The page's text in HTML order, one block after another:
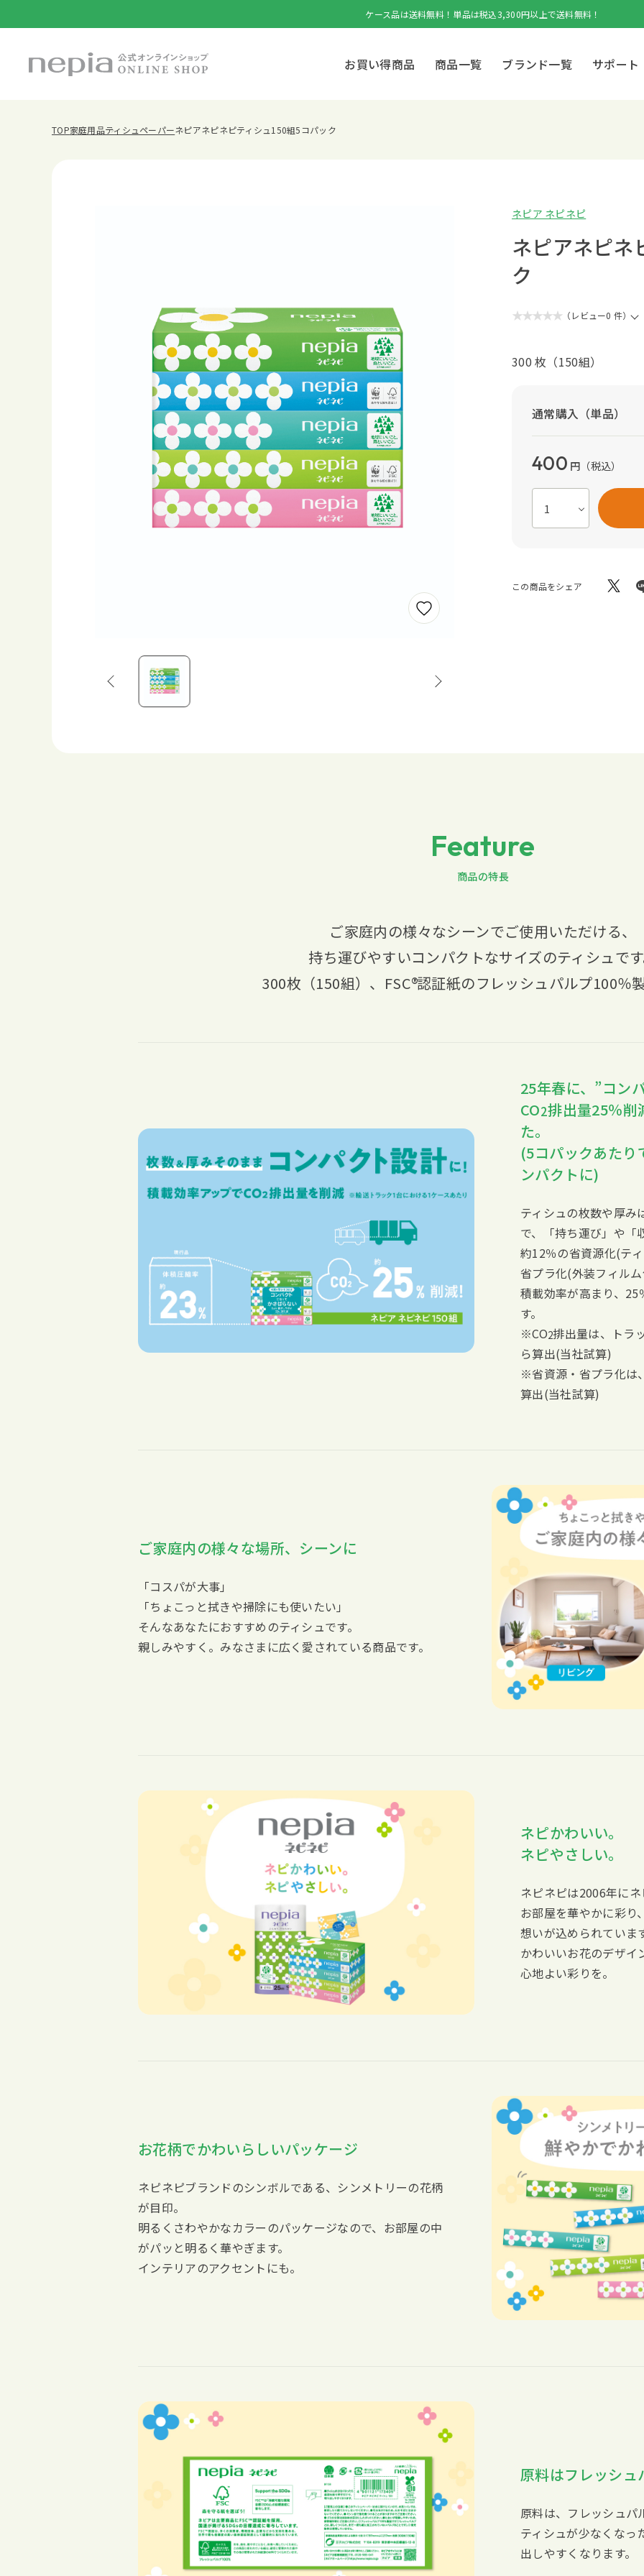
ケース品は送料無料！単品は税込3,300円以上で送料無料！
お買い得商品 商品一覧 ブランド一覧 サポート
TOP家庭用品ティシュペーパーネピアネピネピティシュ150組5コパック
ネピア ネピネピ
ネピアネピネ
ク
★★★★★ （レビュー0 件）
300 枚（150組）
通常購入（単品）
400 円 （税込）
この商品をシェア
Feature
商品の特長
ご家庭内の様々なシーンでご使用いただける、
持ち運びやすいコンパクトなサイズのティシュで
300枚（150組）、 FSC 認証紙のフレッシュパルプ100％
25年春に、”コン
CO2排出量25％削
た。
(5コパックあたり
ンパクトに)
ティシュの枚数や厚み
で、「持ち運び」や「
約12％の省資源化(テ
省プラ化(外装フィル
積載効率が高まり、25
す。
※CO2排出量は、トラ
ら算出(当社試算)
※省資源・省プラ化は
算出(当社試算)
ご家庭内の様々な場所、シーンに
「コスパが大事」
「ちょこっと拭きや掃除にも使いたい」
そんなあなたにおすすめのティシュです。
親しみやすく。みなさまに広く愛されている商品です。
ネピかわいい。
ネピやさしい。
ネピネピは2006年に
お部屋を華やかに彩り
想いが込められていま
かわいいお花のデザイ
心地よい彩りを。
お花柄でかわいらしいパッケージ
ネピネピブランドのシンボルである、シンメトリーの花柄
が目印。
明るくさわやかなカラーのパッケージなので、お部屋の中
がパッと明るく華やぎます。
インテリアのアクセントにも。
原料はフレッシュ
原料は、フレッシュパ
ティシュが少なくなっ
出しやすくなります。